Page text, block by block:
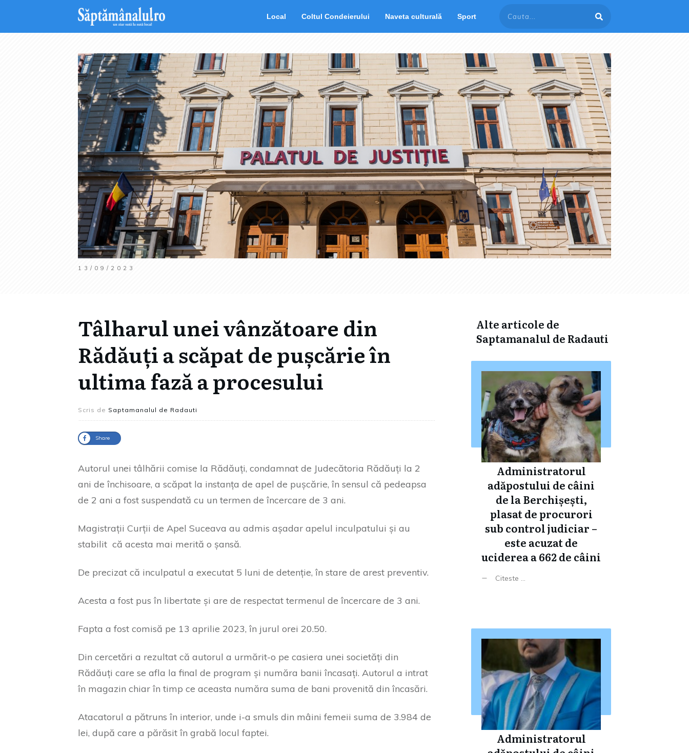
Local Coltul Condeierului Naveta culturală Sport
13/09/2023
Tâlharul unei vânzătoare din
Rădăuți a scăpat de pușcărie în
ultima fază a procesului
Scris de Saptamanalul de Radauti
Share
Autorul unei tâlhării comise la Rădăuți, condamnat de Judecătoria Rădăuți la 2
ani de închisoare, a scăpat la instanța de apel de pușcărie, în sensul că pedeapsa
de 2 ani a fost suspendată cu un termen de încercare de 3 ani.
Magistrații Curții de Apel Suceava au admis așadar apelul inculpatului și au
stabilit că acesta mai merită o șansă.
De precizat că inculpatul a executat 5 luni de detenție, în stare de arest preventiv.
Acesta a fost pus în libertate și are de respectat termenul de încercare de 3 ani.
Fapta a fost comisă pe 13 aprilie 2023, în jurul orei 20.50.
Din cercetări a rezultat că autorul a urmărit-o pe casiera unei societăți din
Rădăuți care se afla la final de program și număra banii încasați. Autorul a intrat
în magazin chiar în timp ce aceasta număra suma de bani provenită din încasări.
Atacatorul a pătruns în interior, unde i-a smuls din mâini femeii suma de 3.984 de
lei, după care a părăsit în grabă locul faptei.
Alte articole de
Saptamanalul de Radauti
Administratorul
adăpostului de câini
de la Berchișești,
plasat de procurori
sub control judiciar –
este acuzat de
uciderea a 662 de câini
Citeste ...
Administratorul